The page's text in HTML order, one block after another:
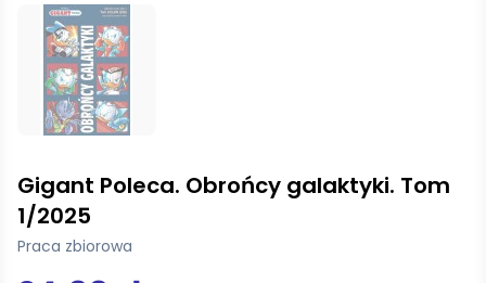
Gigant Poleca. Obrońcy galaktyki. Tom
1/2025
Praca zbiorowa